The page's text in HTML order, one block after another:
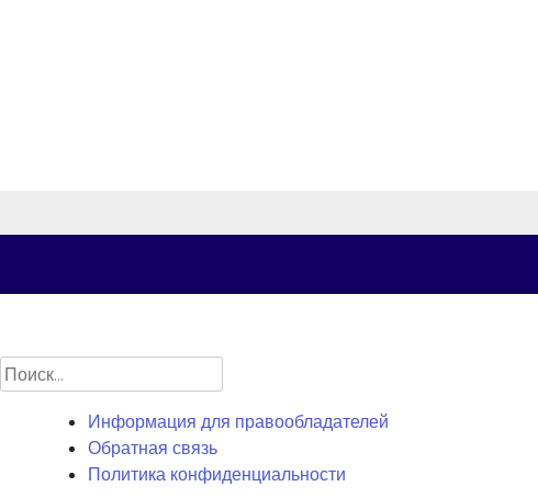
Найти:
Информация для правообладателей
Обратная связь
Политика конфиденциальности